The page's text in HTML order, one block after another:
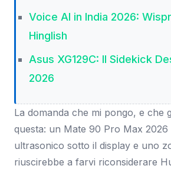
Voice AI in India 2026:
Hinglish
Asus XG129C: Il Sidekick
2026
La domanda che mi pongo, e che
questa: un Mate 90 Pro Max
ultrasonico sotto il display e uno
riuscirebbe a farvi riconsiderare